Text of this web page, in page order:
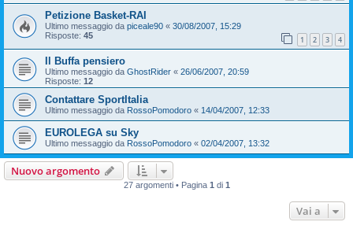
Petizione Basket-RAI
Ultimo messaggio da piceale90 « 30/08/2007, 15:29
Risposte: 45 1 2 3 4
Il Buffa pensiero
Ultimo messaggio da GhostRider « 26/06/2007, 20:59
Risposte: 12
Contattare SportItalia
Ultimo messaggio da RossoPomodoro « 14/04/2007, 12:33
EUROLEGA su Sky
Ultimo messaggio da RossoPomodoro « 02/04/2007, 13:32
Nuovo argomento
27 argomenti • Pagina 1di 1
Vai a